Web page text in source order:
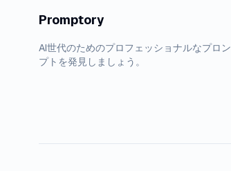
Promptory
AI世代のためのプロフェッショナルなプロン
プトを発見しましょう。